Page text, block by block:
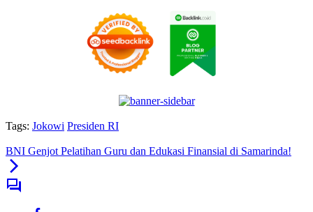
Tags: Jokowi Presiden RI
BNI Genjot Pelatihan Guru dan Edukasi Finansial di Samarinda!